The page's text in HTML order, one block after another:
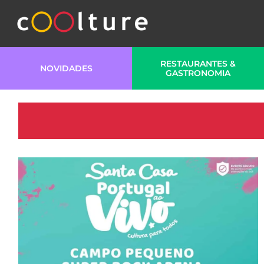
NOVIDADES
RESTAURANTES &
GASTRONOMIA